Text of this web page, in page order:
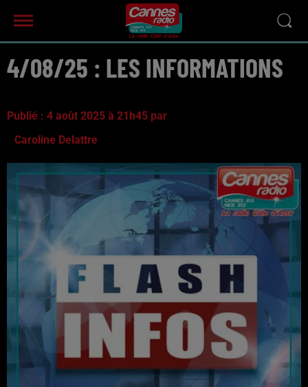
4/08/25 : LES INFORMATIONS
Publié : 4 août 2025 à 21h45 par
Caroline Delattre